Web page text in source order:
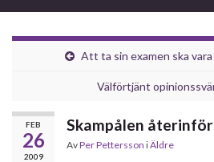
Att ta sin examen ska
Välförtjänt
FEB
26
2009
Skampålen
AvPer Pettersson iÄldre